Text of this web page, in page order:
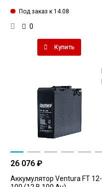
Под заказ к 14.08
0
Купить
26 076 ₽
Аккумулятор Ventura FT 12-